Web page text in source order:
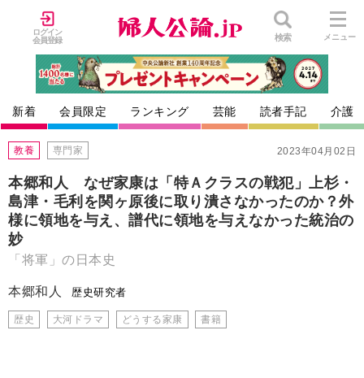
ログイン
会員登録
検索 メニュー
新着 会員限定 ランキング 芸能 読者手記 介護
2023年04月02日
教養 専門家
本郷和人 なぜ家康は「特Ａクラスの戦犯」上杉・
島津・毛利を関ヶ原後に取り潰さなかったのか？外
様に領地を与え、譜代に領地を与えなかった統治の
妙
「将軍」の日本史
本郷和人 歴史研究者
歴史 大河ドラマ どうする家康 書籍